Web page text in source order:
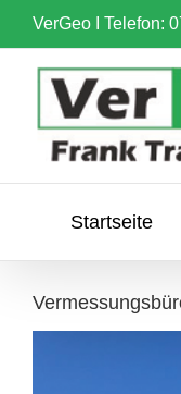
Skip
to
content
VerGeo I Telefon:
Startseite